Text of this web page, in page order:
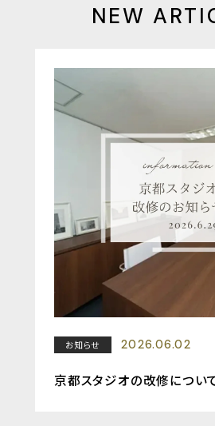
NEW
お知らせ 2026.06.02
京都スタジオの改修につい